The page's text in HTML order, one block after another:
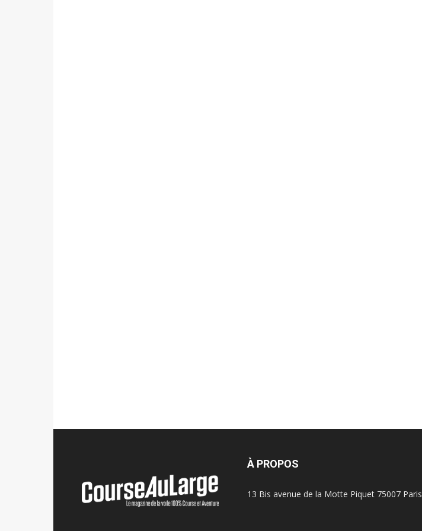
À PROPOS
13 Bis avenue de la Motte Piquet 75007 Paris